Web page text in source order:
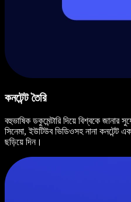
কনটেন্ট তৈরি
বহুভাষিক ডকুমেন্টারি দিয়ে বিশ্বকে জানার
সিনেমা, ইউটিউব ভিডিওসহ নানা
ছড়িয়ে দিন।